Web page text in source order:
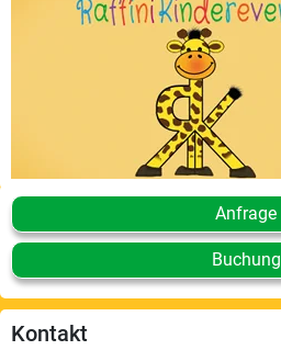
Anfrage
Buchung
Kontakt